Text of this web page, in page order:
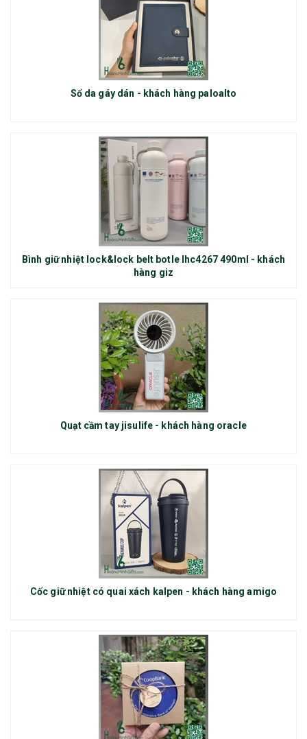
Sổ da gáy dán - khách hàng paloalto
Bình giữ nhiệt lock&lock belt botle lhc4267 490ml - khách
hàng giz
Quạt cầm tay jisulife - khách hàng oracle
Cốc giữ nhiệt có quai xách kalpen - khách hàng amigo